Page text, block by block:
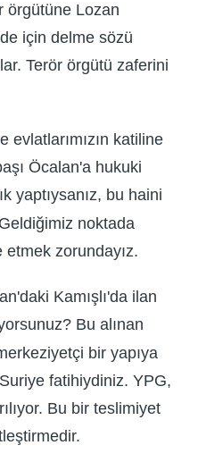
örgütüne Lozan
için delme sözü
Terör örgütü zaferini
evlatlarımızın katiline
Öcalan'a hukuki
yaptıysanız, bu haini
noktada
etmek zorundayız.
Kamışlı'da ilan
Bu alınan
bir yapıya
fatihiydiniz. YPG,
Bu bir teslimiyet